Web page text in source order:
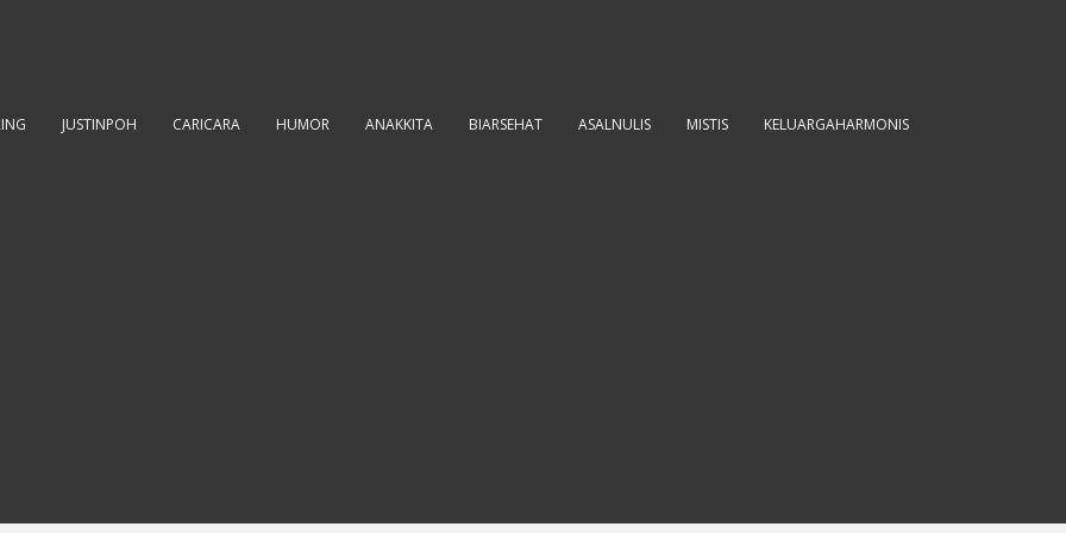
JUSTINPOH CARICARA HUMOR ANAKKITA BIARSEHAT ASALNULIS MISTIS KELUARGAHARMONIS